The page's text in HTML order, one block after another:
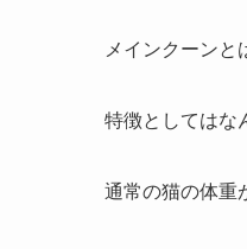
メインクーンと
特徴としてはな
通常の猫の体重